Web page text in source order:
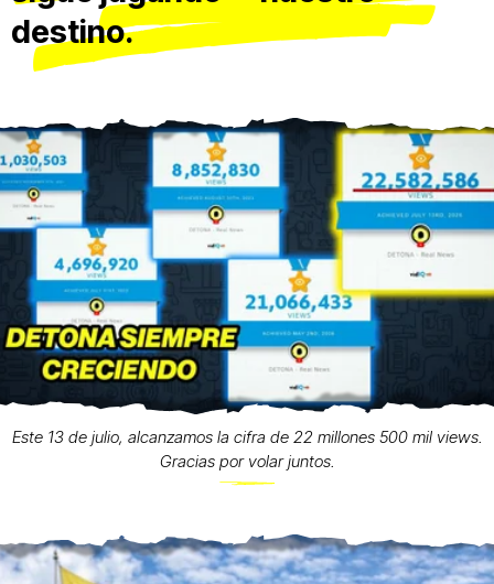
destino.
Este 13 de julio, alcanzamos la cifra de 22 millones 500 mil views.
Gracias por volar juntos.